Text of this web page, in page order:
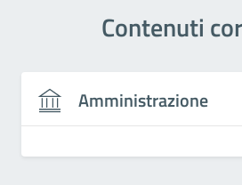
Contenuti
Amministrazione